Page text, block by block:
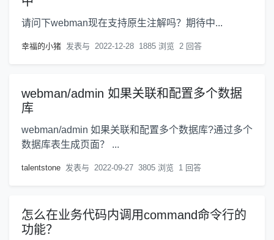
请问下webman现在支持原生注解吗？期待中...
幸福的小猪 发表与 2022-12-28 1885 浏览 2 回答
webman/admin 如果关联和配置多个数据
库
webman/admin 如果关联和配置多个数据库?通过多个
数据库表生成页面？ ...
talentstone 发表与 2022-09-27 3805 浏览 1 回答
怎么在业务代码内调用command命令行的
功能？